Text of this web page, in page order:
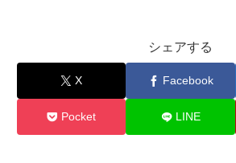
シェアする
X Facebook
Pocket LINE